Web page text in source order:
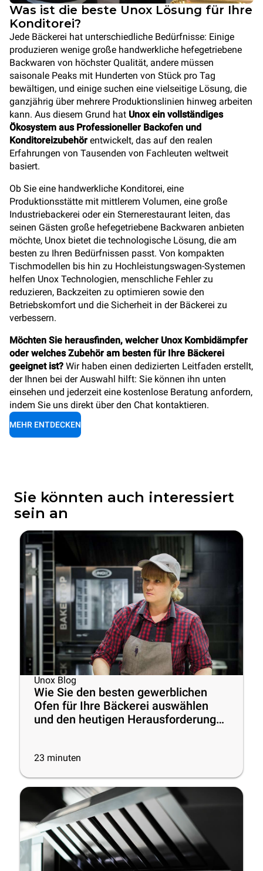
Was ist die beste Unox Lösung für Ihre
Konditorei?
Jede Bäckerei hat unterschiedliche Bedürfnisse: Einige
produzieren wenige große handwerkliche hefegetriebene
Backwaren von höchster Qualität, andere müssen
saisonale Peaks mit Hunderten von Stück pro Tag
bewältigen, und einige suchen eine vielseitige Lösung, die
ganzjährig über mehrere Produktionslinien hinweg arbeiten
kann. Aus diesem Grund hat Unox ein vollständiges
Ökosystem aus Professioneller Backofen und
Konditoreizubehör entwickelt, das auf den realen
Erfahrungen von Tausenden von Fachleuten weltweit
basiert.
Ob Sie eine handwerkliche Konditorei, eine
Produktionsstätte mit mittlerem Volumen, eine große
Industriebackerei oder ein Sternerestaurant leiten, das
seinen Gästen große hefegetriebene Backwaren anbieten
möchte, Unox bietet die technologische Lösung, die am
besten zu Ihren Bedürfnissen passt. Von kompakten
Tischmodellen bis hin zu Hochleistungswagen-Systemen
helfen Unox Technologien, menschliche Fehler zu
reduzieren, Backzeiten zu optimieren sowie den
Betriebskomfort und die Sicherheit in der Bäckerei zu
verbessern.
Möchten Sie herausfinden, welcher Unox Kombidämpfer
oder welches Zubehör am besten für Ihre Bäckerei
geeignet ist? Wir haben einen dedizierten Leitfaden erstellt,
der Ihnen bei der Auswahl hilft: Sie können ihn unten
einsehen und jederzeit eine kostenlose Beratung anfordern,
indem Sie uns direkt über den Chat kontaktieren.
MEHR ENTDECKEN
Sie könnten auch interessiert
sein an
Unox Blog
Wie Sie den besten gewerblichen
Ofen für Ihre Bäckerei auswählen
und den heutigen Herausforderungen
23 minuten